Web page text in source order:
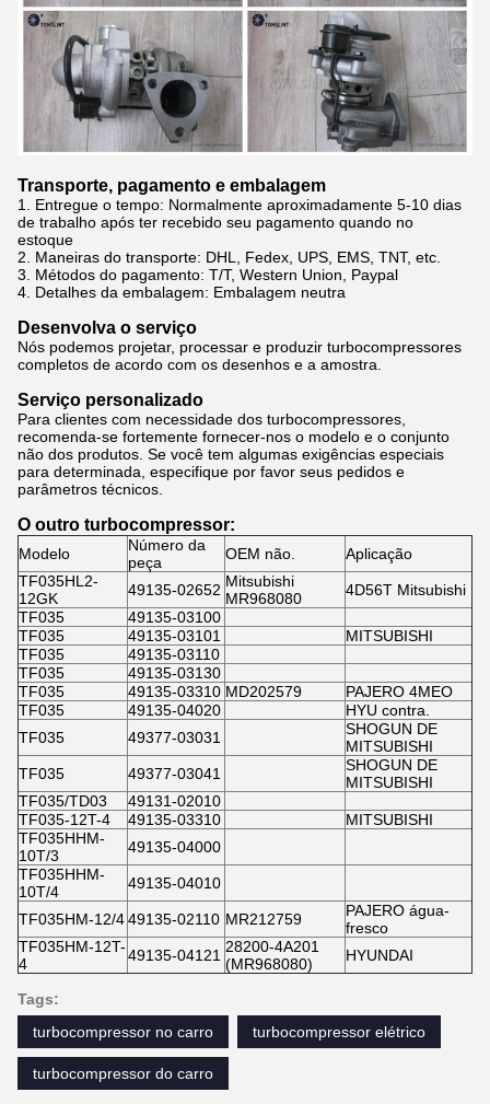
Transporte, pagamento e embalagem
1. Entregue o tempo: Normalmente aproximadamente 5-10 dias
de trabalho após ter recebido seu pagamento quando no
estoque
2. Maneiras do transporte: DHL, Fedex, UPS, EMS, TNT, etc.
3. Métodos do pagamento: T/T, Western Union, Paypal
4. Detalhes da embalagem: Embalagem neutra
Desenvolva o serviço
Nós podemos projetar, processar e produzir turbocompressores
completos de acordo com os desenhos e a amostra.
Serviço personalizado
Para clientes com necessidade dos turbocompressores,
recomenda-se fortemente fornecer-nos o modelo e o conjunto
não dos produtos. Se você tem algumas exigências especiais
para determinada, especifique por favor seus pedidos e
parâmetros técnicos.
O outro turbocompressor:
Modelo
Número da
peça
OEM não.
Aplicação
TF035HL2-
12GK
49135-02652 Mitsubishi
MR968080
4D56T Mitsubishi
TF035
49135-03100
TF035
49135-03101
MITSUBISHI
TF035
49135-03110
TF035
49135-03130
TF035
49135-03310 MD202579
PAJERO 4MEO
TF035
49135-04020
HYU contra.
TF035
49377-03031
SHOGUN DE
MITSUBISHI
TF035
49377-03041
SHOGUN DE
MITSUBISHI
TF035/TD03
49131-02010
TF035-12T-4
49135-03310
MITSUBISHI
TF035HHM-
10T/3
49135-04000
TF035HHM-
10T/4
49135-04010
TF035HM-12/449135-02110 MR212759
PAJERO água-
fresco
TF035HM-12T-
4
49135-04121 28200-4A201
(MR968080)
HYUNDAI
Tags:
turbocompressor no carro
turbocompressor elétrico
turbocompressor do carro